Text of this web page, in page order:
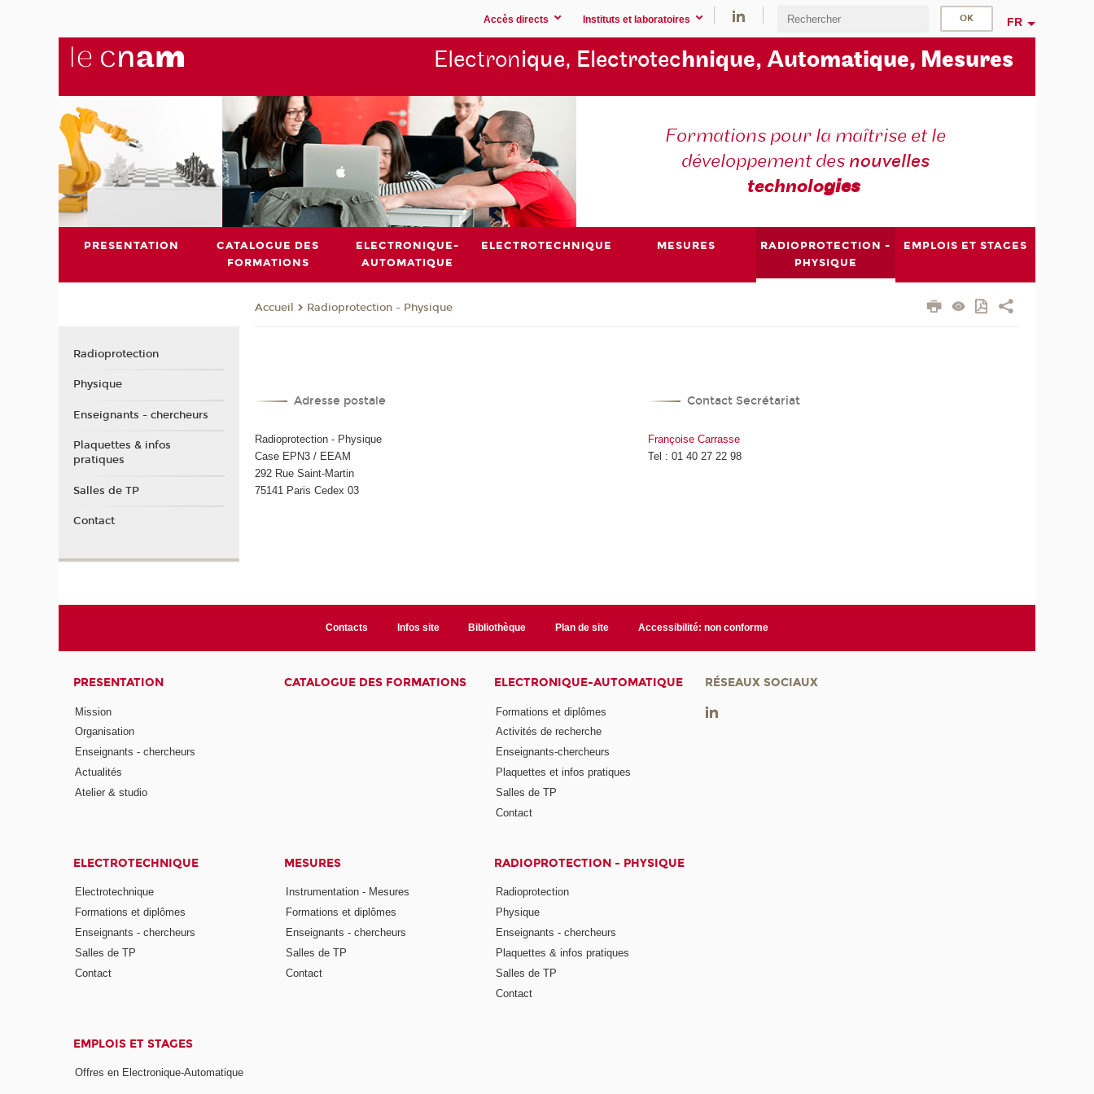
Accès directs Instituts et laboratoires FR
Electronique, Electrotechnique, Automatique, Mesures
Formations pour la maîtrise et le
développement des nouvelles
technologies
PRESENTATION
CATALOGUE DES
FORMATIONS
ELECTRONIQUE-
AUTOMATIQUE
ELECTROTECHNIQUE MESURES
RADIOPROTECTION -
PHYSIQUE
EMPLOIS ET STAGES
Accueil Radioprotection - Physique
Adresse postale
Radioprotection - Physique
Case EPN3 / EEAM
292 Rue Saint-Martin
75141 Paris Cedex 03
Contact Secrétariat
Françoise Carrasse
Tel : 01 40 27 22 98
Radioprotection
Physique
Enseignants - chercheurs
Plaquettes & infos
pratiques
Salles de TP
Contact
Contacts Infos site Bibliothèque Plan de site Accessibilité: non conforme
PRESENTATION
Mission
Organisation
Enseignants - chercheurs
Actualités
Atelier & studio
CATALOGUE DES FORMATIONS ELECTRONIQUE-AUTOMATIQUE
Formations et diplômes
Activités de recherche
Enseignants-chercheurs
Plaquettes et infos pratiques
Salles de TP
Contact
ELECTROTECHNIQUE
Electrotechnique
Formations et diplômes
Enseignants - chercheurs
Salles de TP
Contact
MESURES
Instrumentation - Mesures
Formations et diplômes
Enseignants - chercheurs
Salles de TP
Contact
RADIOPROTECTION - PHYSIQUE
Radioprotection
Physique
Enseignants - chercheurs
Plaquettes & infos pratiques
Salles de TP
Contact
EMPLOIS ET STAGES
Offres en Electronique-Automatique
RÉSEAUX SOCIAUX